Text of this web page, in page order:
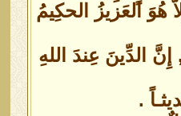
العَزيزُ الحكِيمُ
إِنَّ الدِّينَ عِندَ اللهِ
.